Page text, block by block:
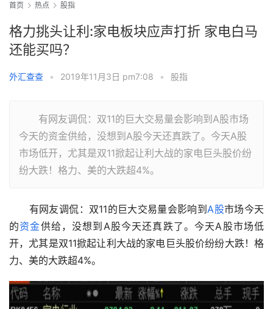
首页 热点 股指
格力挑头让利:家电板块应声打折 家电白马
还能买吗？
外汇查查 • 2019年11月3日 pm7:08 • 股指
有网友调侃：双11的巨大交易量会影响到A股市场
今天的资金供给，没想到A股今天还真跌了。今天A股
市场低开，尤其是双11掀起让利大战的家电巨头股价纷
纷大跌！格力、美的大跌超4%。
有网友调侃：双11的巨大交易量会影响到A股市场今天
的资金供给，没想到A股今天还真跌了。今天A股市场低
开，尤其是双11掀起让利大战的家电巨头股价纷纷大跌！格
力、美的大跌超4%。